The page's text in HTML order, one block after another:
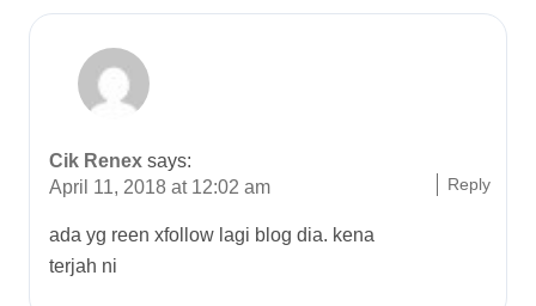
Cik Renex says:
April 11, 2018 at 12:02 am
ada yg reen xfollow lagi blog dia. kena
terjah ni
Reply